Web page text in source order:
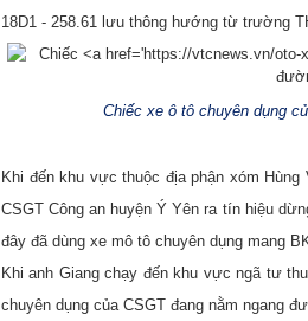
18D1 - 258.61 lưu thông hướng từ trường
Chiếc xe ô tô chuyên dụng
Khi đến khu vực thuộc địa phận xóm
CSGT Công an huyện Ý Yên ra tín hiệu
đây đã dùng xe mô tô chuyên dụng mang
Khi anh Giang chạy đến khu vực ngã tư
chuyên dụng của CSGT đang nằm ngang